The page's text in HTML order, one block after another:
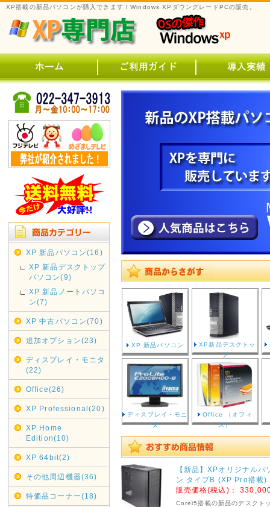
XP搭載の新品パソコンが購入できます！Windows XPダウングレードPCの販売。
XP 新品パソコン(16)
XP 新品デスクトップ
パソコン(9)
XP 新品ノートパソコ
ン(7)
XP 中古パソコン(70)
追加オプション(23)
ディスプレイ・モニタ
(22)
Office(26)
XP Professional(20)
XP Home
Edition(10)
XP 64bit(2)
その他周辺機器(36)
特価品コーナー(18)
XP 新品パソコン
XP新品デスクトッ
プ
ディスプレイ・モニ
タ
Office （オフィ
ス）
【新品】XPオリジナルパ
ン タイプB (XP Pro搭
販売価格(税込)：
Corei5搭載の新品のデスクト